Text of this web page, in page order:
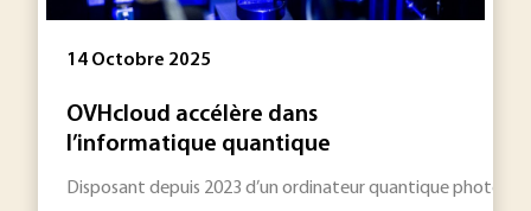
14 Octobre 2025
OVHcloud accélère dans
l’informatique quantique
Disposant depuis 2023 d’un ordinateur quantique